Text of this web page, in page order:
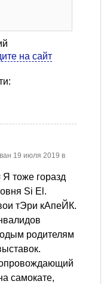
на сайт
19 июля 2019 в
тоже горазд
Si El.
тЭри кАпеЙК.
родителям
самокате,